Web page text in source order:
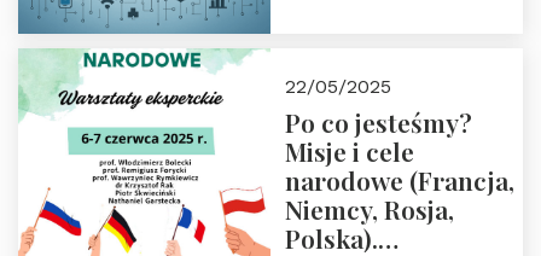
22/05/2025
Po co jesteśmy?
Misje i cele
narodowe (Francja,
Niemcy, Rosja,
Polska).